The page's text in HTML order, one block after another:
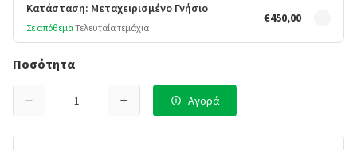
Κατάσταση: Μεταχειρισμένο Γνήσιο
Σε απόθεμαΤελευταία τεμάχια
€450,00
Ποσότητα
Αγορά